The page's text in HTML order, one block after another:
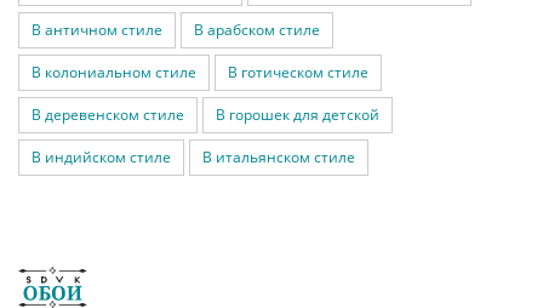
В античном стиле В арабском стиле
В колониальном стиле В готическом стиле
В деревенском стиле В горошек для детской
В индийском стиле В итальянском стиле